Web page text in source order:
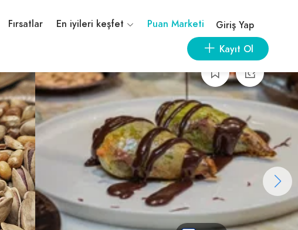
Fırsatlar En iyileri keşfet Puan Marketi
Giriş Yap
Kayıt Ol